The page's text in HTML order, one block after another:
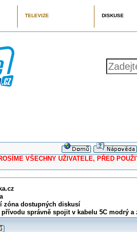
TELEVIZE DISKUSE
VŠECHNY UŽIVATELE, PŘED
zóna dostupných diskusí
přívodu správně spojit v kabelu 5C modrý a